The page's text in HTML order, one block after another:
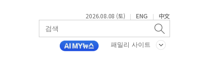
2026.08.08 (토) | ENG | 中文
패밀리 사이트
보는 일 없게"…'결혼 페널티' 22개 과제 손본다
보트 전복…1명 사망·1명 실종
의 날 참석..."국제적 시민 연대로 목소리 내야"